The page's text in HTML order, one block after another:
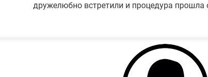
дружелюбно встретили и процедура прошла